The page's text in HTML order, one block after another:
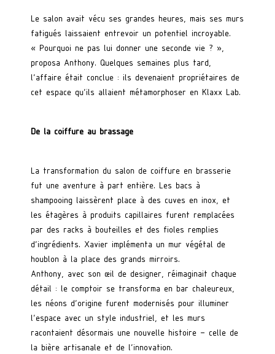
Le salon avait vécu ses grandes heures, mais ses murs
fatigués laissaient entrevoir un potentiel incroyable.
« Pourquoi ne pas lui donner une seconde vie ? »,
proposa Anthony. Quelques semaines plus tard,
l’affaire était conclue : ils devenaient propriétaires de
cet espace qu’ils allaient métamorphoser en Klaxx Lab.
De la coiffure au brassage
La transformation du salon de coiffure en brasserie
fut une aventure à part entière. Les bacs à
shampooing laissèrent place à des cuves en inox, et
les étagères à produits capillaires furent remplacées
par des racks à bouteilles et des fioles remplies
d’ingrédients. Xavier implémenta un mur végétal de
houblon à la place des grands mirroirs.
Anthony, avec son œil de designer, réimaginait chaque
détail : le comptoir se transforma en bar chaleureux,
les néons d’origine furent modernisés pour illuminer
l’espace avec un style industriel, et les murs
racontaient désormais une nouvelle histoire – celle de
la bière artisanale et de l’innovation.